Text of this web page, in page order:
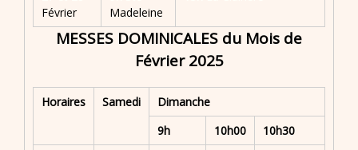
Février
Madeleine
MESSES DOMINICALES du Mois de
Février 2025
Horaires Samedi
Dimanche
9h
10h00
10h30